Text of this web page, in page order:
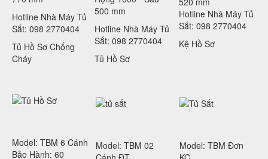
Hotline Nhà Máy Tủ
Sắt: 098 2770404
Tủ Hồ Sơ Chống
Cháy
500 mm
Hotline Nhà Máy Tủ
Sắt: 098 2770404
Tủ Hồ Sơ
Hotline Nhà Máy Tủ
Sắt: 098 2770404
Kệ Hồ Sơ
Model: TBM 6 Cánh
Bảo Hành: 60
Model: TBM 02
Model: TBM Đơn